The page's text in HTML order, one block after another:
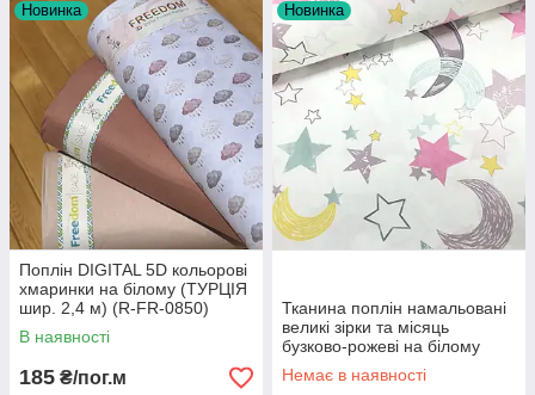
Новинка
Поплін DIGITAL 5D кольорові
хмаринки на білому (ТУРЦІЯ
шир. 2,4 м) (R-FR-0850)
В наявності
185 ₴/пог.м
Новинка
Тканина поплін намальовані
великі зірки та місяць
бузково-рожеві на білому
(ТУРЦІЯ шир. 2,4 м) (R-S-
0422)
Немає в наявності